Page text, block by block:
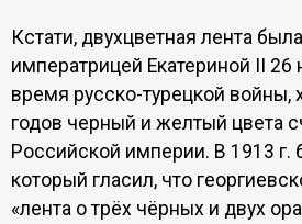
Кстати, двухцветная лента
императрицей Екатериной II 26
время русско-турецкой войны,
годов черный и желтый цвета
Российской империи. В 1913 г.
который гласил, что
«лента о трёх чёрных и двух